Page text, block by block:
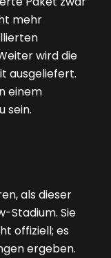
mehr
wird die
ausgeliefert.
einem
sein.
als dieser
Stadium. Sie
offiziell; es
ergeben.